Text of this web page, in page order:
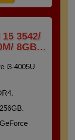
15 3542/
8GB/
i3-4005U